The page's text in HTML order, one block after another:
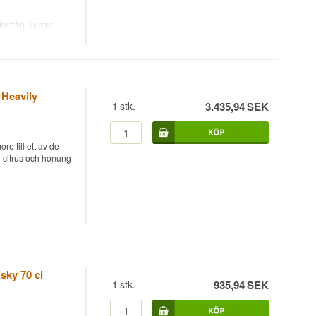
och
och kanel.
från Hunter
buteljerad
till ett av de
och honung
från
världen över, en
utgivning för
1 stk. 3.435,94SEK
70 cl
1 stk. 935,94SEK